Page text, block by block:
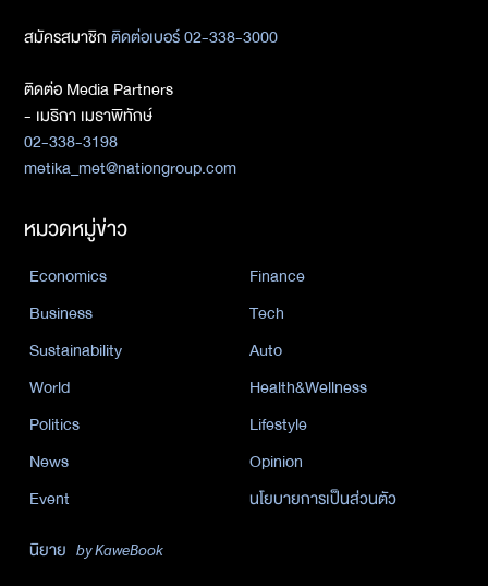
สมัครสมาชิกติดต่อเบอร์ 02-338-3000
ติดต่อ Media Partners
- เมธิกา เมธาพิทักษ์
02-338-3198
metika_met@nationgroup.com
หมวดหมู่ข่าว
Economics
Finance
Business
Tech
Sustainability
Auto
World
Health&Wellness
Politics
Lifestyle
News
Opinion
Event
นโยบายการเป็นส่วนตัว
นิยาย by KaweBook